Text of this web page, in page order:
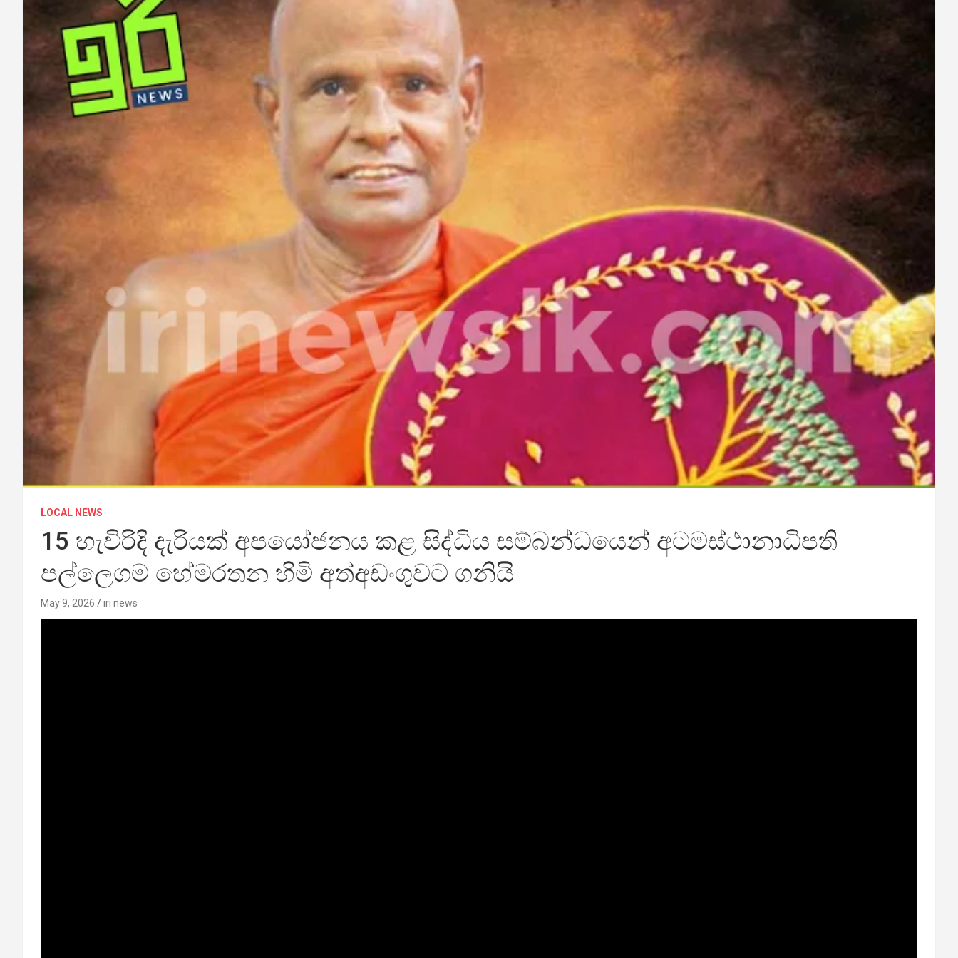
LOCAL NEWS
15 හැවිරිදි දැරියක් අපයෝජනය කළ සිද්ධිය සම්බන්ධයෙන් අටමස්ථානාධිපති
පල්ලෙගම හේමරතන හිමි අත්අඩංගුවට ගනියි
May 9, 2026 iri news